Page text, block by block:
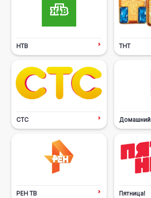
НТВ ТНТ
СТС Домашний
РЕН ТВ Пятница!